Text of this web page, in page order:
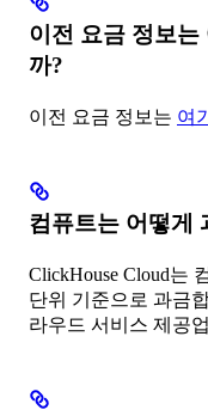
1
이전 요금 정보는
까?
이전 요금 정보는 여기
컴퓨트는 어떻게
ClickHouse Cloud는
단위 기준으로 과금
라우드 서비스 제공